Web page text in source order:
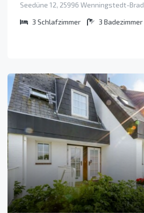
Seedüne 12, 25996 Wenningstedt-
3 Schlafzimmer 3 Badezimmer